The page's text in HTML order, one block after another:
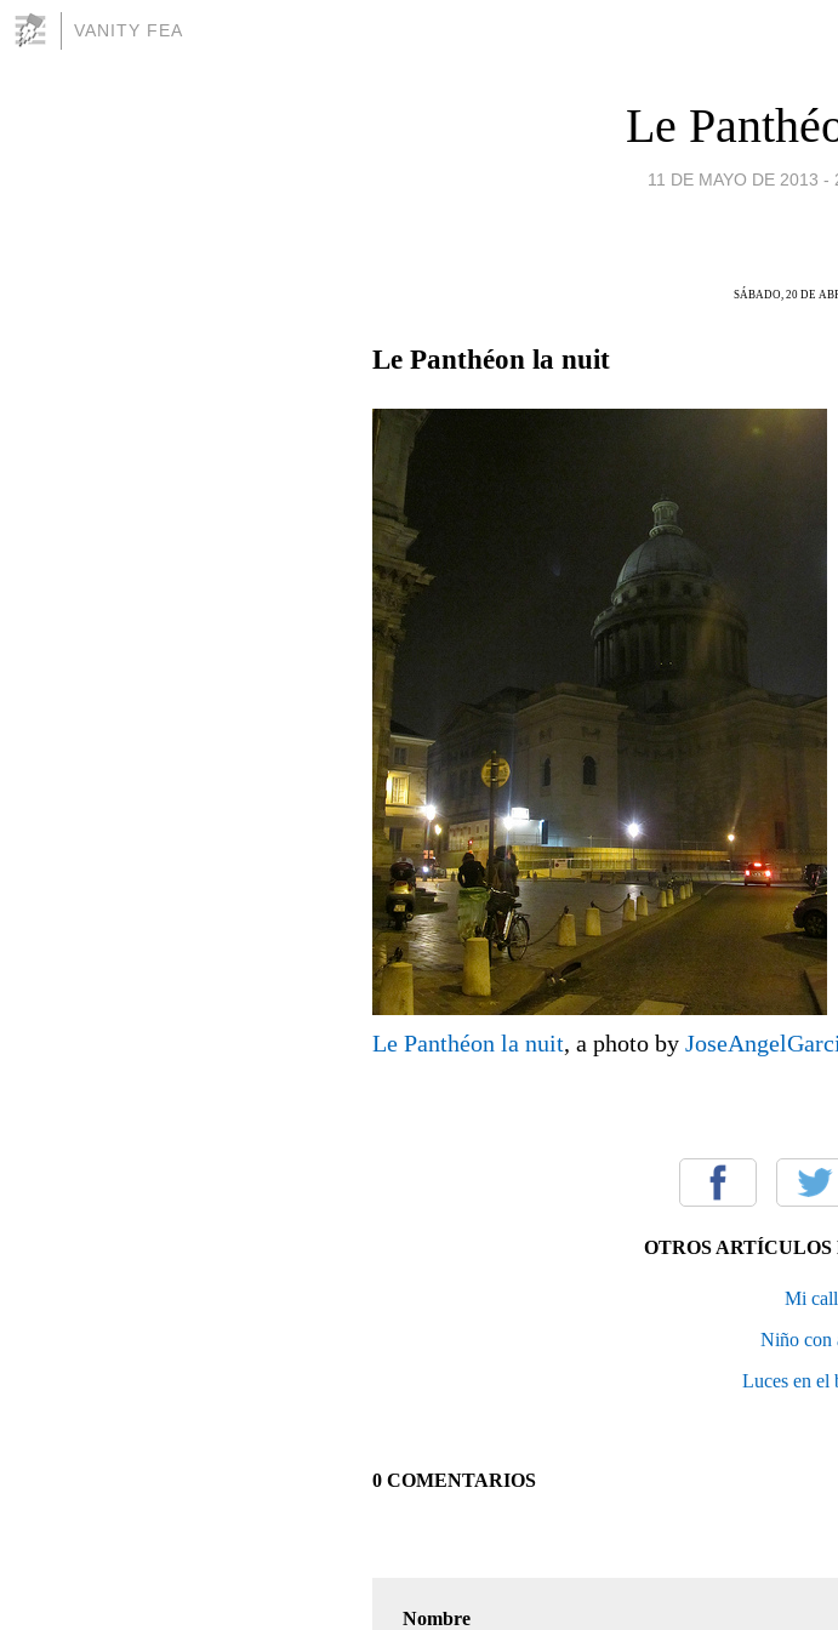
VANITY FEA
Le
11 DE MAYO DE 2013 -
SÁBADO, 20 DE
Le Panthéon la nuit
Le Panthéon la nuit, a photo by
OTROS
Mi
Niño con
Luces en el
0 COMENTARIOS
Nombre